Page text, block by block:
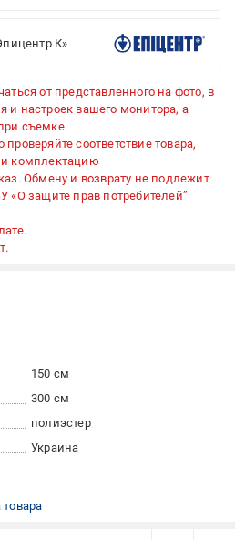
К»
от представленного на фото, в
и настроек вашего монитора, а
съемке.
соответствие товара,
комплектацию
Обмену и возврату не подлежит
«О защите прав потребителей”
150 см
300 см
полиэстер
Украина